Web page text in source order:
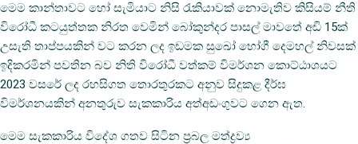
මෙම කාන්තාවට හෝ සැමියාට නිසි රැකියාවක් නොමැතිව කිසියම් නීති
විරෝධී කටයුත්තක නිරත වෙමින් බෝකුන්දර පාසල් මාවතේ අඩි 15ක්
උසැති තාප්පයකින් වට කරන ලද ඉඩමක සුඛෝ භෝගී දෙමහල් නිවසක්
ඉදිකරමින් පවතින බව නිති විරෝධී වත්කම් විමර්ශන කොට්ඨාශයට
2023 වසරේ ලද රහසිගත තොරතුරකට අනුව සිදුකළ දීර්ඝ
විමර්ශනයකින් අනතුරුව සැකකාරිය අත්අඩංගුවට ගෙන ඇත.
මෙම සැකකාරිය විදේශ ගතව සිටින ප්‍රබල මත්ද්‍රව්‍ය